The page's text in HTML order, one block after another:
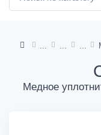
Медное